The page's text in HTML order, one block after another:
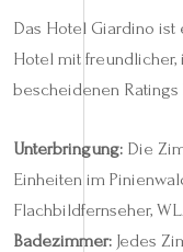
Das Hotel Giardino ist
Hotel mit
bescheidenen
Unterbringung: Die
Einheiten im
Flachbildfernseher,
Badezimmer: Jedes